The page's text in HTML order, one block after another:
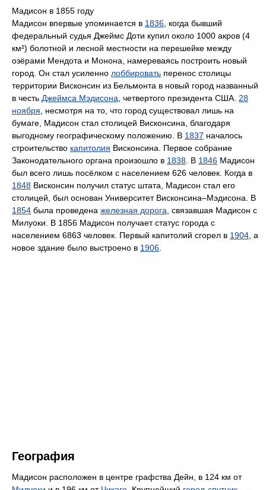
Мадисон в 1855 году
Мадисон впервые упоминается в 1836 , когда бывший
федеральный судья Джеймс Доти купил около 1000 акров (4
км²) болотной и лесной местности на перешейке между
озёрами Мендота и Монона, намереваясь построить новый
город. Он стал усиленно лоббировать перенос столицы
территории Висконсин из Бельмонта в новый город названный
в честь Джеймса Мэдисона , четвертого президента США. 28
ноября , несмотря на то, что город существовал лишь на
бумаге, Мадисон стал столицей Висконсина, благодаря
выгодному географическому положению. В 1837 началось
строительство капитолия Висконсина. Первое собрание
Законодательного органа произошло в 1838 . В 1846 Мадисон
был всего лишь посёлком с населением 626 человек. Когда в
1848 Висконсин получил статус штата, Мадисон стал его
столицей, был основан Университет Висконсина–Мэдисона. В
1854 была проведена железная дорога , связавшая Мадисон с
Милуоки. В 1856 Мадисон получает статус города с
населением 6863 человек. Первый капитолий сгорел в 1904 , а
новое здание было выстроено в 1906
География
Мадисон расположен в центре графства Дейн, в 124 км от